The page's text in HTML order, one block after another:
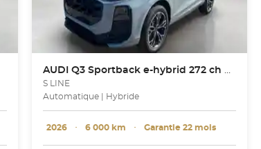
AUDI Q3 Sportback e-hybrid 272 ch S tronic 6
S LINE
Automatique | Hybride
2026 ･ 6 000 km ･ Garantie 22 mois